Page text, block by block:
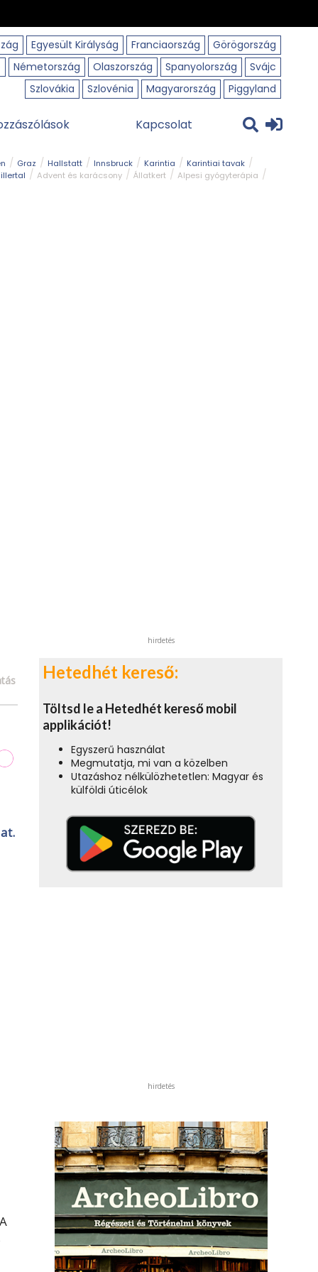
Egyesült Királyság Franciaország
Görögország
Németország Olaszország Spanyolország
Svájc
Szlovákia
Szlovénia Magyarország Piggyland
Kapcsolat
Graz Hallstatt Innsbruck Karintia
Karintiai tavak
Advent és karácsony Állatkert Alpesi gyógyterápia
hirdetés
Hetedhét kereső:
Töltsd le a Hetedhét kereső mobil
applikációt!
Egyszerű használat
Megmutatja, mi van a közelben
Utazáshoz nélkülözhetetlen: Magyar és
külföldi úticélok
hirdetés